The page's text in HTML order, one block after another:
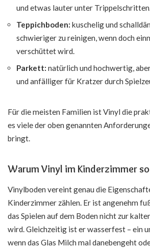
und etwas lauter unter
Teppichboden: kuschelig und
schwieriger zu reinigen, wenn doch
verschüttet wird.
Parkett: natürlich und hochwertig,
und anfälliger für Kratzer durch
Für die meisten Familien ist Vinyl die
es viele der oben genannten
bringt.
Warum Vinyl im Kinderzimmer
Vinylboden vereint genau die
Kinderzimmer zählen. Er ist angenehm
das Spielen auf dem Boden nicht zur
wird. Gleichzeitig ist er wasserfest – ein
wenn das Glas Milch mal danebengeht